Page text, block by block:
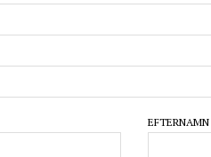
EFTERNAMN